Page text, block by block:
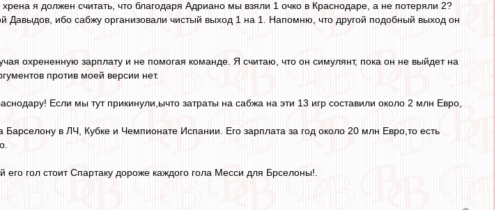
я должен считать, что благодаря Адриано мы взяли 1 очко в Краснодаре, а не потеряли 2?
Давыдов, ибо сабжу организовали чистый выход 1 на 1. Напомню, что другой подобный выход он
охрененную зарплату и не помогая команде. Я считаю, что он симулянт, пока он не выйдет на
против моей версии нет.
Если мы тут прикинули,ычто затраты на сабжа на эти 13 игр составили около 2 млн Евро,
в ЛЧ, Кубке и Чемпионате Испании. Его зарплата за год около 20 млн Евро,то есть
гол стоит Спартаку дороже каждого гола Месси для Брселоны!.